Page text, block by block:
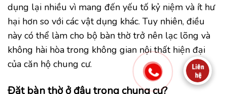
dụng lại nhiều vì mang đến yếu tố kỷ niệm và ít hư
hại hơn so với các vật dụng khác. Tuy nhiên, điều
này có thể làm cho bộ bàn thờ trở nên lạc lõng và
không hài hòa trong không gian nội thất hiện đại
của căn hộ chung cư.
Đặt bàn thờ ở đâu trong chung cư?